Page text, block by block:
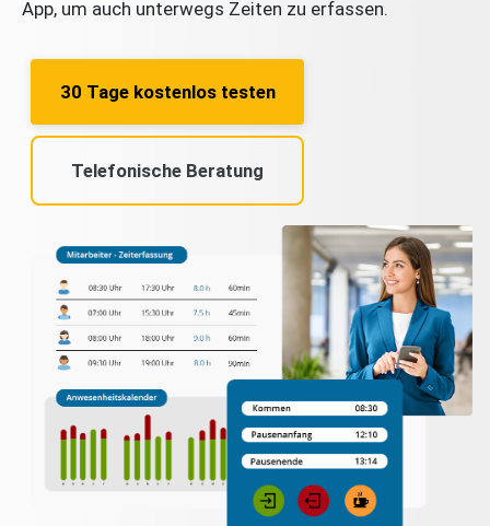
App, um auch unterwegs Zeiten zu erfassen.
30 Tage kostenlos testen
Telefonische Beratung